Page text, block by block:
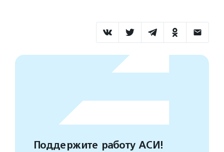
Поддержите работу АСИ!